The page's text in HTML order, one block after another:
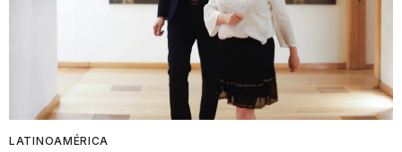
LATINOAMÉRICA